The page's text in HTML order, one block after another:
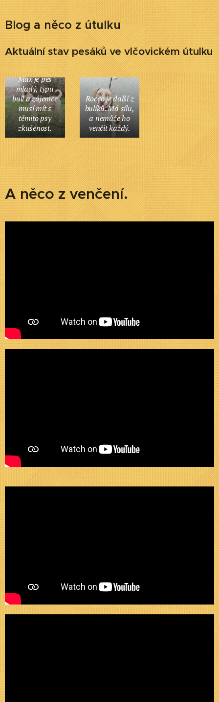
Blog a něco z útulku
Aktuální stav pesáků ve vlčovickém útulku
Max je pes
mladý, typu
bull a zájemce
musí mít s
těmito psy
zkušenost.
Rocco je další z
bulíků. Má sílu,
a nemůže ho
venčit každý.
A něco z venčení.